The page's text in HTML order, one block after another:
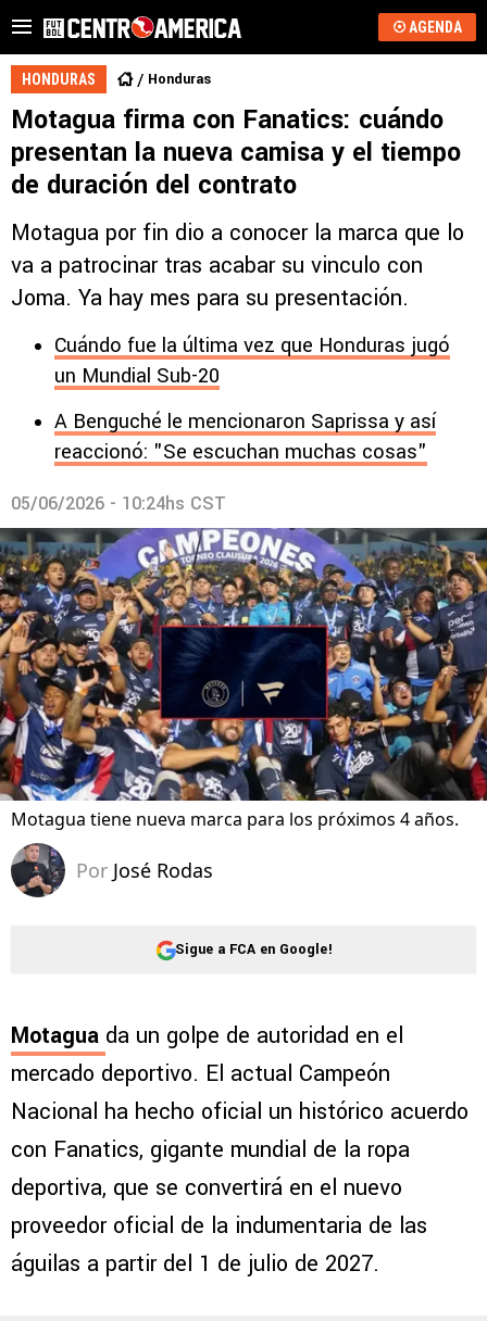
AGENDA
HONDURAS Honduras
Motagua firma con Fanatics: cuándo
presentan la nueva camisa y el tiempo
de duración del contrato
Motagua por fin dio a conocer la marca que lo
va a patrocinar tras acabar su vinculo con
Joma. Ya hay mes para su presentación.
Cuándo fue la última vez que Honduras jugó
un Mundial Sub-20
A Benguché le mencionaron Saprissa y así
reaccionó: "Se escuchan muchas cosas"
05/06/2026 - 10:24hs CST
Motagua tiene nueva marca para los próximos 4 años.
Por José Rodas
Sigue a FCA en Google!
Motagua da un golpe de autoridad en el
mercado deportivo. El actual Campeón
Nacional ha hecho oficial un histórico acuerdo
con Fanatics, gigante mundial de la ropa
deportiva, que se convertirá en el nuevo
proveedor oficial de la indumentaria de las
águilas a partir del 1 de julio de 2027.